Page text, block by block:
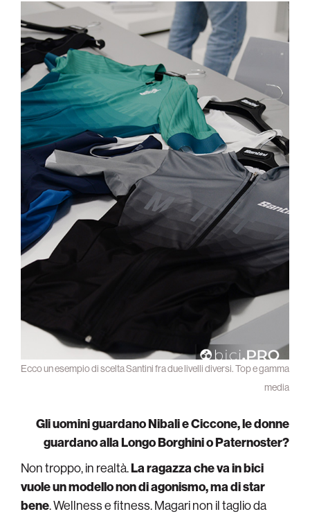
Ecco un esempio di scelta Santini fra due livelli diversi. Top e gamma
media
Gli uomini guardano Nibali e Ciccone, le donne
guardano alla Longo Borghini o Paternoster?
Non troppo, in realtà.La ragazza che va in bici
vuole un modello non di agonismo, ma di star
bene. Wellness e fitness. Magari non il taglio da